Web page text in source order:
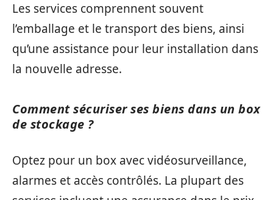
Les services comprennent souvent
l’emballage et le transport des biens, ainsi
qu’une assistance pour leur installation dans
la nouvelle adresse.
Comment sécuriser ses biens dans un box
de stockage ?
Optez pour un box avec vidéosurveillance,
alarmes et accès contrôlés. La plupart des